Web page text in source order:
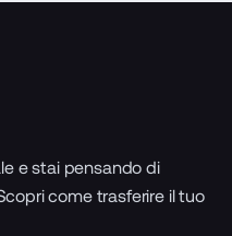
e stai pensando di
come trasferire il tuo